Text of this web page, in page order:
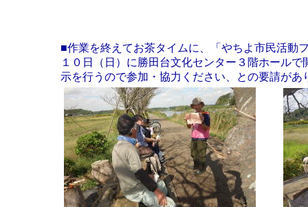
■作業を終えてお茶タイムに、「やちよ市民活動
１０日（日）に勝田台文化センター３階ホール
示を行うので参加・協力ください、との要請があ